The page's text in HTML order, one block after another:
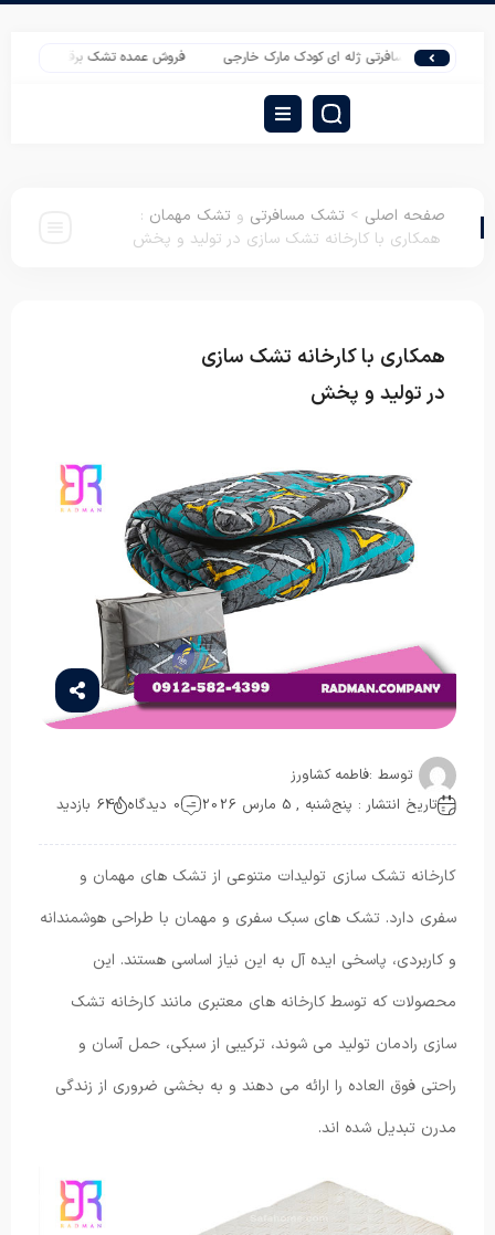
مسافرتی ژله ای کودک مارک خارجی فروش عمده تشک برقی بهتاب مدل t680
صفحه اصلی > تشک مسافرتی و تشک مهمان :
همکاری با کارخانه تشک سازی در تولید و پخش
همکاری با کارخانه تشک سازی
در تولید و پخش
توسط :فاطمه کشاورز
تاریخ انتشار : پنج‌شنبه , 5 مارس 2026
0 دیدگاه 64 بازدید
کارخانه تشک سازی تولیدات متنوعی از تشک های مهمان و
سفری دارد. تشک های سبک سفری و مهمان با طراحی هوشمندانه
و کاربردی، پاسخی ایده آل به این نیاز اساسی هستند. این
محصولات که توسط کارخانه های معتبری مانند کارخانه تشک
سازی رادمان تولید می شوند، ترکیبی از سبکی، حمل آسان و
راحتی فوق العاده را ارائه می دهند و به بخشی ضروری از زندگی
مدرن تبدیل شده اند.